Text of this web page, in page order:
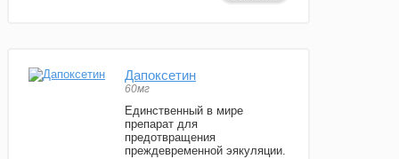
Дапоксетин
60мг
Единственный в мире
препарат для
предотвращения
преждевременной эякуляции.